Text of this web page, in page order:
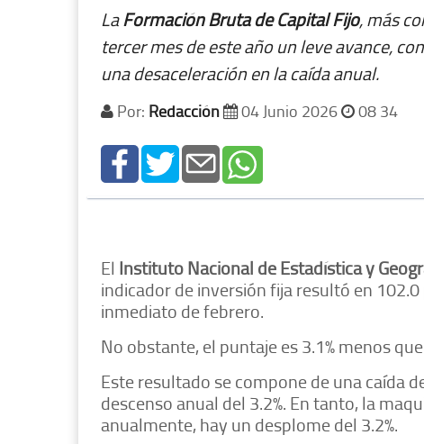
LaFormación Bruta de Capital Fijo, más
tercer mes de este año un leve avance,
una desaceleración en la caída anual.
Por: Redacción 04 Junio 2026 08 34
El Instituto Nacional de Estadística y
indicador de inversión fija resultó en
inmediato de febrero.
No obstante, el puntaje es 3.1% menos
Este resultado se compone de una caída
descenso anual del 3.2%. En tanto, la
anualmente, hay un desplome del 3.2%.